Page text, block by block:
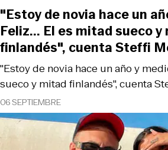
06 SEPTIEMBRE
"Estoy de novia hace un año y
sueco y mitad finlandés", cuenta
"Estoy de novia hace un
Feliz... El es mitad sueco y
finlandés", cuenta Steffi